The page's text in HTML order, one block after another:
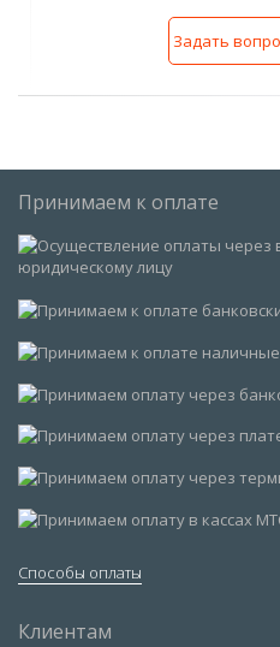
Задать
Принимаем к оплате
Способы оплаты
Клиентам